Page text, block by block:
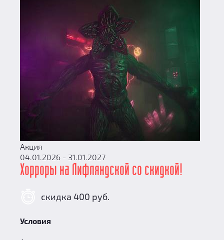
Акция
04.01.2026 - 31.01.2027
Хорроры на Лифляндской со скидкой!
скидка 400 руб.
Условия